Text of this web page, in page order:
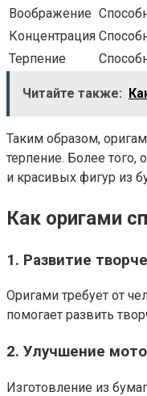
Воображение
Концентрация
Терпение
Читайте также:
Таким образом,
терпение. Более того,
и красивых фигур из
Как оригами
1. Развитие
Оригами требует от
помогает развить
2. Улучшение
Изготовление из